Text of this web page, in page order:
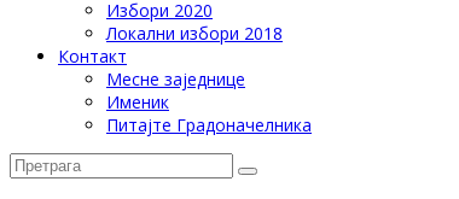
Избори 2020
Локални избори 2018
Контакт
Месне заједнице
Именик
Питајте Градоначелника